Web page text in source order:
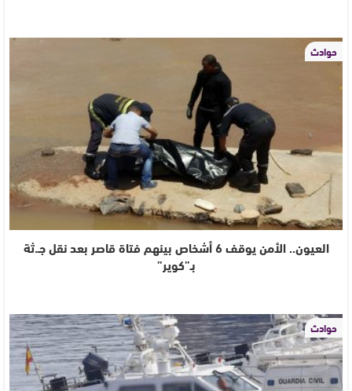
حوادث
العيون.. الأمن يوقف 6 أشخاص بينهم فتاة قاصر بعد نقل جـ.ثة
بـ”كوير”
حوادث